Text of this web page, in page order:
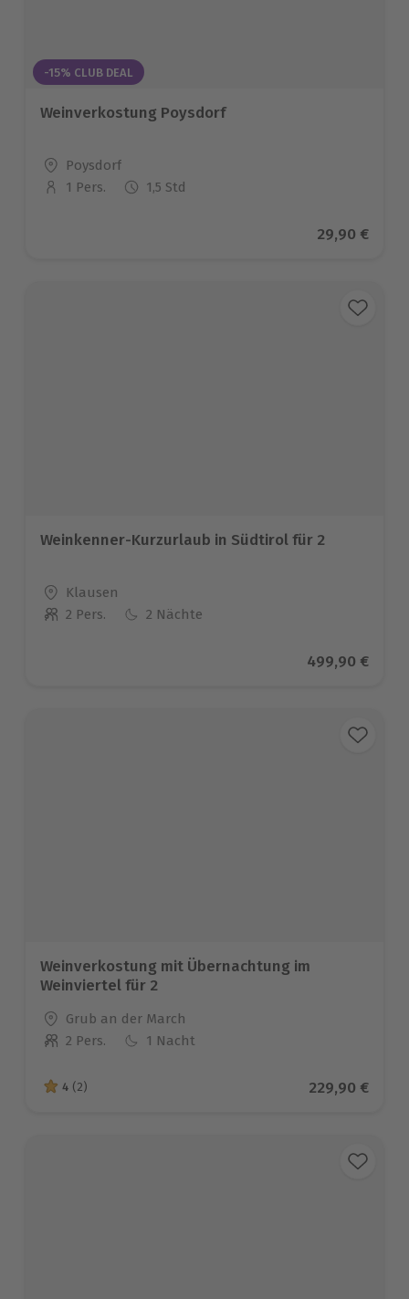
-15% CLUB DEAL
Weinverkostung Poysdorf
Standort
Poysdorf
Anzahl der Teilnehmer
1 Pers. 1,5 Std
Aktueller
29,90 €
Weinkenner-Kurzurlaub in Südtirol für 2
Standort
Klausen
Anzahl der Teilnehmer
2 Pers. 2 Nächte
Aktueller
499,90 €
Weinverkostung mit Übernachtung im
Weinviertel für 2
Standort
Grub an der March
Anzahl der Teilnehmer
2 Pers. 1 Nacht
4 von 5 Sternen basierend auf 2 Bewertungen
4 (2) Aktueller
229,90 €